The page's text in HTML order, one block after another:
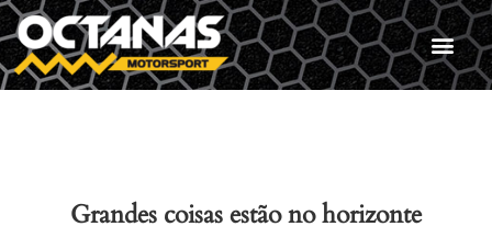
Grandes coisas estão no horizonte